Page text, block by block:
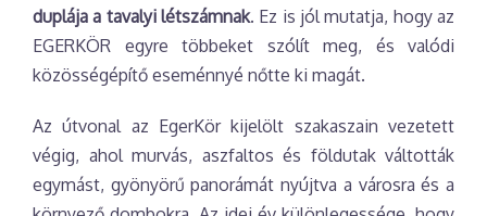
duplája a tavalyi létszámnak. Ez is jól mutatja, hogy az
EGERKÖR egyre többeket szólít meg, és valódi
közösségépítő eseménnyé nőtte ki magát.
Az útvonal az EgerKör kijelölt szakaszain vezetett
végig, ahol murvás, aszfaltos és földutak váltották
egymást, gyönyörű panorámát nyújtva a városra és a